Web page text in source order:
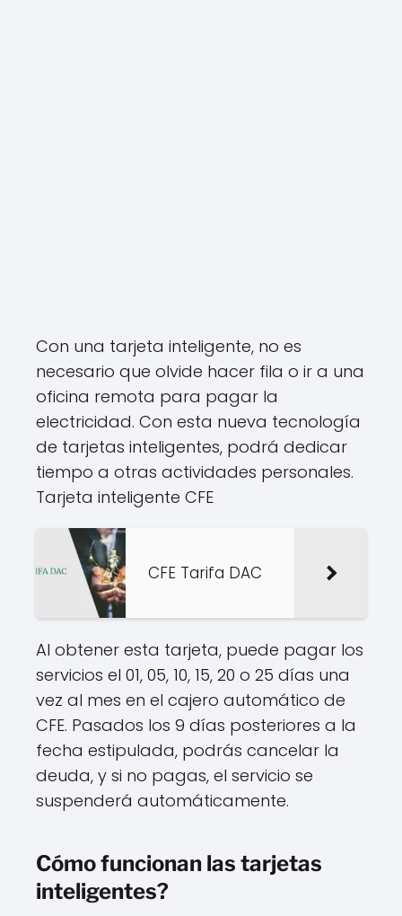
Con una tarjeta inteligente, no es
necesario que olvide hacer fila o ir a una
oficina remota para pagar la
electricidad. Con esta nueva tecnología
de tarjetas inteligentes, podrá dedicar
tiempo a otras actividades personales.
Tarjeta inteligente CFE
CFE Tarifa DAC
Al obtener esta tarjeta, puede pagar los
servicios el 01, 05, 10, 15, 20 o 25 días una
vez al mes en el cajero automático de
CFE. Pasados ​​los 9 días posteriores a la
fecha estipulada, podrás cancelar la
deuda, y si no pagas, el servicio se
suspenderá automáticamente.
Cómo funcionan las tarjetas
inteligentes?